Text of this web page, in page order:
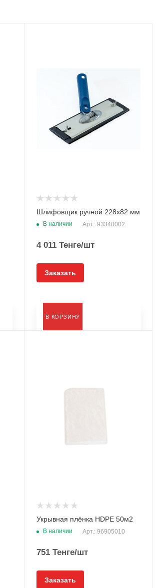
Шлифовщик ручной 228x82 мм
В наличии Арт.: 93340002
4 011 Тенге/шт
Заказать
В КОРЗИНУ
Укрывная плёнка HDPE 50м2
В наличии Арт.: 96905010
751 Тенге/шт
Заказать